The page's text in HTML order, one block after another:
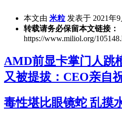
本文由 米粒 发表于 2021年
转载请务必保留本文链接：
https://www.miliol.org/
AMD前显卡掌门人跳
又被提拔：CEO亲自
毒性堪比眼镜蛇 乱摸